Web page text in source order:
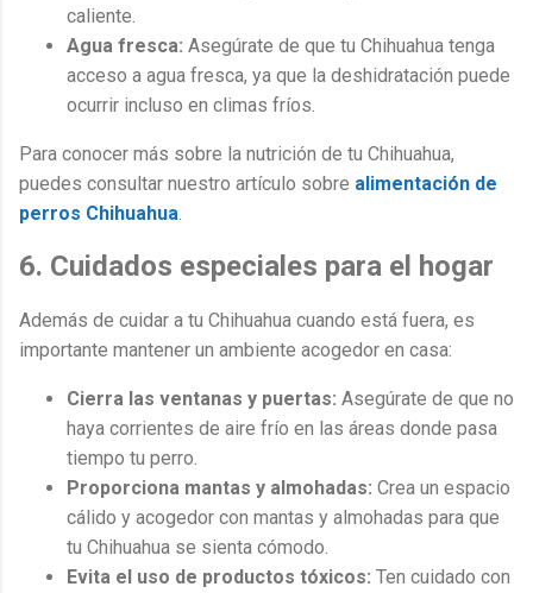
caliente.
Agua fresca: Asegúrate de que tu Chihuahua tenga
acceso a agua fresca, ya que la deshidratación puede
ocurrir incluso en climas fríos.
Para conocer más sobre la nutrición de tu Chihuahua,
puedes consultar nuestro artículo sobre alimentación de
perros Chihuahua.
6. Cuidados especiales para el hogar
Además de cuidar a tu Chihuahua cuando está fuera, es
importante mantener un ambiente acogedor en casa:
Cierra las ventanas y puertas: Asegúrate de que no
haya corrientes de aire frío en las áreas donde pasa
tiempo tu perro.
Proporciona mantas y almohadas: Crea un espacio
cálido y acogedor con mantas y almohadas para que
tu Chihuahua se sienta cómodo.
Evita el uso de productos tóxicos: Ten cuidado con